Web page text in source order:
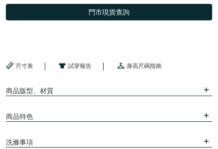
門市現貨查詢
尺寸表 試穿報告 身高尺碼指南
商品版型、材質
商品特色
洗滌事項